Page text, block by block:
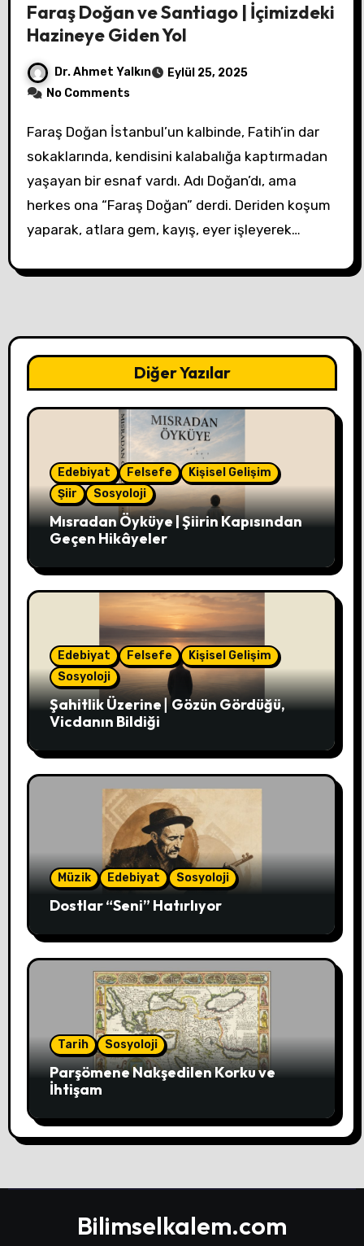
Faraş Doğan ve Santiago | İçimizdeki
Hazineye Giden Yol
Dr. Ahmet Yalkın
Eylül 25, 2025
No Comments
Faraş Doğan İstanbul’un kalbinde, Fatih’in dar
sokaklarında, kendisini kalabalığa kaptırmadan
yaşayan bir esnaf vardı. Adı Doğan’dı, ama
herkes ona “Faraş Doğan” derdi. Deriden koşum
yaparak, atlara gem, kayış, eyer işleyerek…
Diğer Yazılar
Edebiyat Felsefe
Kişisel Gelişim
Şiir
Sosyoloji
Mısradan Öyküye | Şiirin Kapısından
Geçen Hikâyeler
Edebiyat Felsefe
Kişisel Gelişim
Sosyoloji
Şahitlik Üzerine∣ Gözün Gördüğü,
Vicdanın Bildiği
Müzik Edebiyat Sosyoloji
Dostlar “Seni” Hatırlıyor
Tarih Sosyoloji
Parşömene Nakşedilen Korku ve
İhtişam
Bilimselkalem.com